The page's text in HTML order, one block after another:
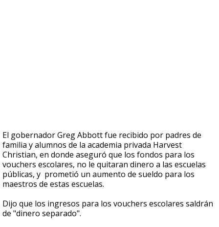
El gobernador Greg Abbott fue recibido por padres de
familia y alumnos de la academia privada Harvest
Christian, en donde aseguró que los fondos para los
vouchers escolares, no le quitaran dinero a las escuelas
públicas, y prometió un aumento de sueldo para los
maestros de estas escuelas.
Dijo que los ingresos para los vouchers escolares saldrán
de "dinero separado".